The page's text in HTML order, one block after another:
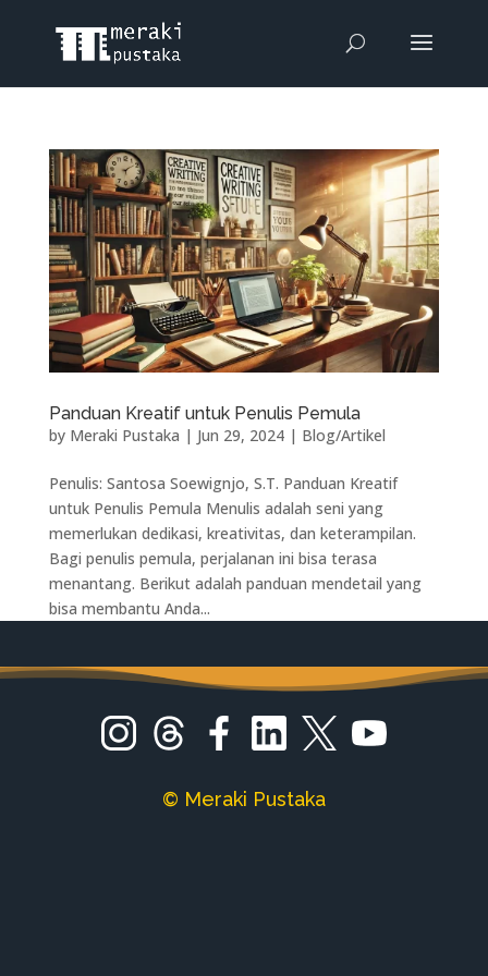
Panduan Kreatif untuk Penulis Pemula
by Meraki Pustaka | Jun 29, 2024| Blog/Artikel
Penulis: Santosa Soewignjo, S.T. Panduan Kreatif
untuk Penulis Pemula Menulis adalah seni yang
memerlukan dedikasi, kreativitas, dan keterampilan.
Bagi penulis pemula, perjalanan ini bisa terasa
menantang. Berikut adalah panduan mendetail yang
bisa membantu Anda...
© Meraki Pustaka